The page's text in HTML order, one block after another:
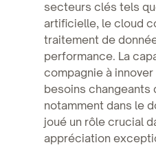
secteurs clés tels
artificielle, le cloud
traitement de
performance. La
compagnie à
besoins changeants
notamment dans le
joué un rôle crucial
appréciation